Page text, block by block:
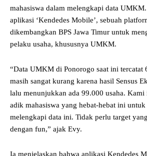
mahasiswa dalam melengkapi data
aplikasi ‘Kendedes Mobile’, sebuah
dikembangkan BPS Jawa Timur untuk
pelaku usaha, khususnya UMKM.
“Data UMKM di Ponorogo saat ini tercatat
masih sangat kurang karena hasil Sensus
lalu menunjukkan ada 99.000 usaha.
adik mahasiswa yang hebat-hebat ini
melengkapi data ini. Tidak perlu target
dengan fun,” ajak Evy.
Ia menjelaskan bahwa aplikasi Kendedes